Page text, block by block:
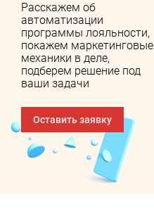
Расскажем об
автоматизации
программы лояльности,
покажем маркетинговые
механики в деле,
подберем решение под
ваши задачи
Оставить заявку